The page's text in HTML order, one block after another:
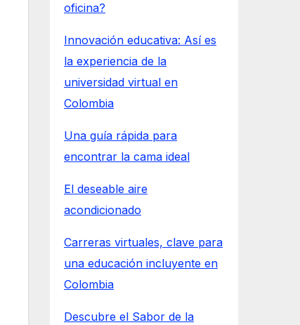
oficina?
Innovación educativa: Así es
la experiencia de la
universidad virtual en
Colombia
Una guía rápida para
encontrar la cama ideal
El deseable aire
acondicionado
Carreras virtuales, clave para
una educación incluyente en
Colombia
Descubre el Sabor de la